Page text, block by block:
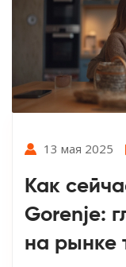
13 мая 2025
Как
Gorenje:
на рынке